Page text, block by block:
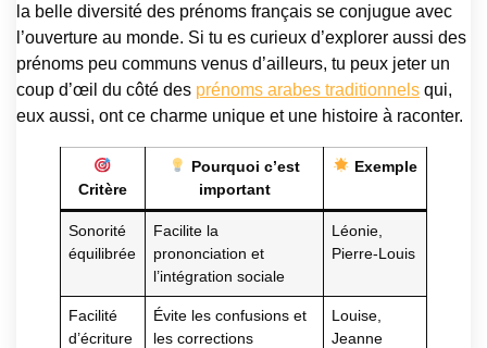
la belle diversité des prénoms français se conjugue avec
l’ouverture au monde. Si tu es curieux d’explorer aussi des
prénoms peu communs venus d’ailleurs, tu peux jeter un
coup d’œil du côté des prénoms arabes traditionnels qui,
eux aussi, ont ce charme unique et une histoire à raconter.
Critère
Pourquoi c’est
important
Exemple
Sonorité
équilibrée
Facilite la
prononciation et
l’intégration sociale
Léonie,
Pierre-Louis
Facilité
d’écriture
Évite les confusions et
les corrections
Louise,
Jeanne